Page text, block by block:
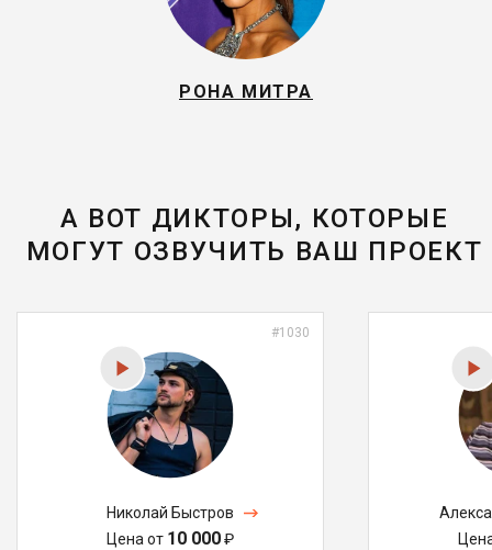
РОНА МИТРА
А ВОТ ДИКТОРЫ, КОТОРЫЕ
МОГУТ ОЗВУЧИТЬ ВАШ ПРОЕКТ
#1030
Николай Быстров
Цена от 10 000₽